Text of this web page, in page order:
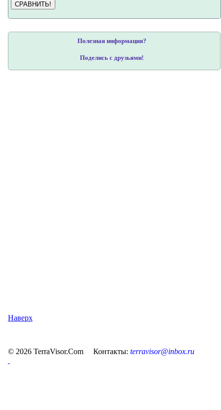
СРАВНИТЬ!
Полезная информация?
Поделись с друзьями!
Наверх
© 2026 TerraVisor.Com Контакты: terravisor@inbox.ru